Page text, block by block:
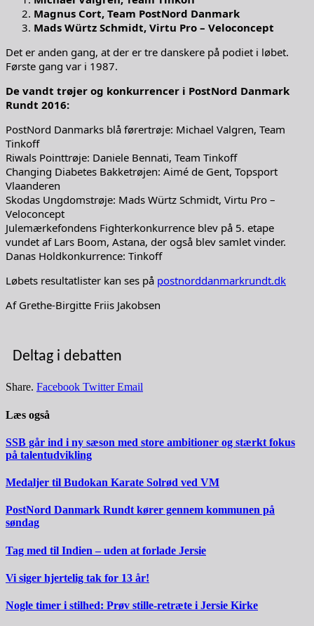
Magnus Cort, Team PostNord Danmark
Mads Würtz Schmidt, Virtu Pro – Veloconcept
Det er anden gang, at der er tre danskere på podiet i løbet.
Første gang var i 1987.
De vandt trøjer og konkurrencer i PostNord Danmark
Rundt 2016:
PostNord Danmarks blå førertrøje: Michael Valgren, Team
Tinkoff
Riwals Pointtrøje: Daniele Bennati, Team Tinkoff
Changing Diabetes Bakketrøjen: Aimé de Gent, Topsport
Vlaanderen
Skodas Ungdomstrøje: Mads Würtz Schmidt, Virtu Pro –
Veloconcept
Julemærkefondens Fighterkonkurrence blev på 5. etape
vundet af Lars Boom, Astana, der også blev samlet vinder.
Danas Holdkonkurrence: Tinkoff
Løbets resultatlister kan ses på postnorddanmarkrundt.dk
Af Grethe-Birgitte Friis Jakobsen
Deltag i debatten
Share. Facebook Twitter Email
Læs også
SSB går ind i ny sæson med store ambitioner og stærkt fokus
på talentudvikling
Medaljer til Budokan Karate Solrød ved VM
PostNord Danmark Rundt kører gennem kommunen på
søndag
Tag med til Indien – uden at forlade Jersie
Vi siger hjertelig tak for 13 år!
Nogle timer i stilhed: Prøv stille-retræte i Jersie Kirke